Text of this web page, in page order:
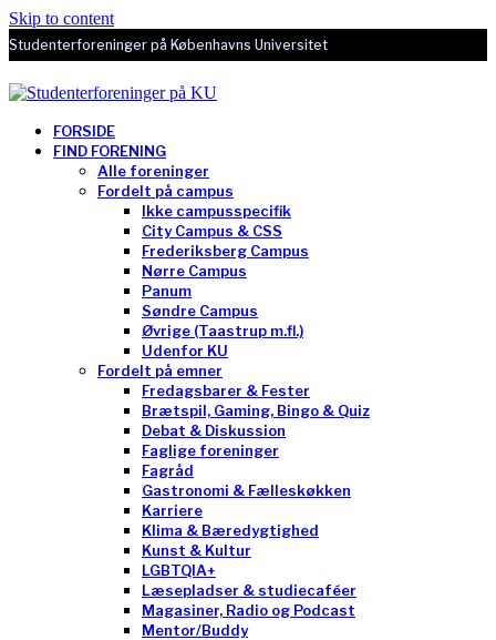
Skip to content
Studenterforeninger på Københavns Universitet
FORSIDE
FIND FORENING
Alle foreninger
Fordelt på campus
Ikke campusspecifik
City Campus & CSS
Frederiksberg Campus
Nørre Campus
Panum
Søndre Campus
Øvrige (Taastrup m.fl.)
Udenfor KU
Fordelt på emner
Fredagsbarer & Fester
Brætspil, Gaming, Bingo & Quiz
Debat & Diskussion
Faglige foreninger
Fagråd
Gastronomi & Fælleskøkken
Karriere
Klima & Bæredygtighed
Kunst & Kultur
LGBTQIA+
Læsepladser & studiecaféer
Magasiner, Radio og Podcast
Mentor/Buddy